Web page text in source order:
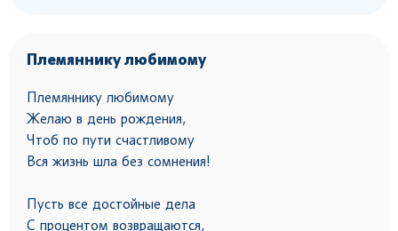
Племяннику любимому
Племяннику любимому
Желаю в день рождения,
Чтоб по пути счастливому
Вся жизнь шла без сомнения!
Пусть все достойные дела
С процентом возвращаются,